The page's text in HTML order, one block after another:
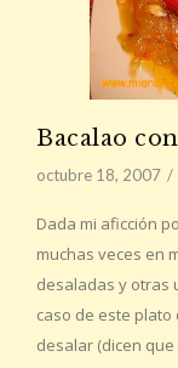
Bacalao
octubre 18, 2007
Dada mi aficción
muchas veces en
desaladas y otras
caso de este plato
desalar (dicen